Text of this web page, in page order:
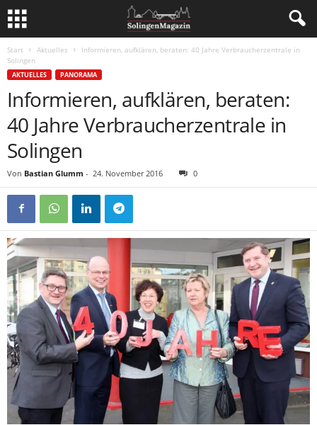
Start Aktuelles
Informieren, aufklären, beraten: 40 Jahre Verbraucherzentrale in
Solingen
AKTUELLES PANORAMA
Informieren, aufklären, beraten:
40 Jahre Verbraucherzentrale in
Solingen
Von Bastian Glumm - 24. November 2016 0